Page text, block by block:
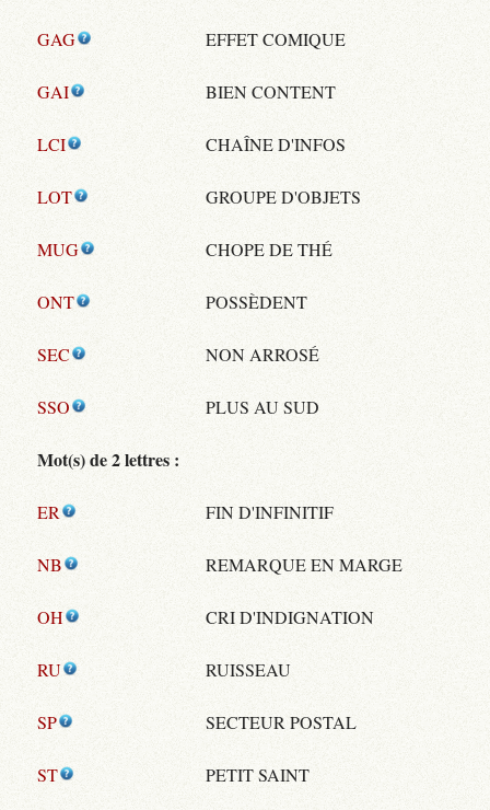
GAG EFFET COMIQUE
GAI BIEN CONTENT
LCI CHAÎNE D'INFOS
LOT GROUPE D'OBJETS
MUG CHOPE DE THÉ
ONT POSSÈDENT
SEC NON ARROSÉ
SSO PLUS AU SUD
Mot(s) de 2 lettres :
ER FIN D'INFINITIF
NB REMARQUE EN MARGE
OH CRI D'INDIGNATION
RU RUISSEAU
SP SECTEUR POSTAL
ST PETIT SAINT